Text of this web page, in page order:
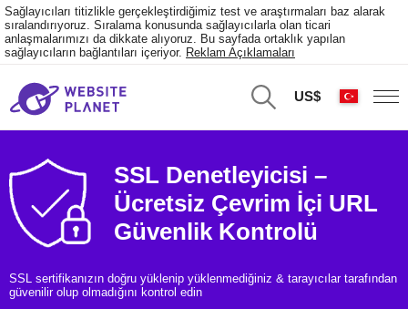
Sağlayıcıları titizlikle gerçekleştirdiğimiz test ve araştırmaları baz alarak
sıralandırıyoruz. Sıralama konusunda sağlayıcılarla olan ticari
anlaşmalarımızı da dikkate alıyoruz. Bu sayfada ortaklık yapılan
sağlayıcıların bağlantıları içeriyor. Reklam Açıklamaları
US$
SSL Denetleyicisi –
Ücretsiz Çevrim İçi URL
Güvenlik Kontrolü
SSL sertifikanızın doğru yüklenip yüklenmediğiniz & tarayıcılar tarafından
güvenilir olup olmadığını kontrol edin